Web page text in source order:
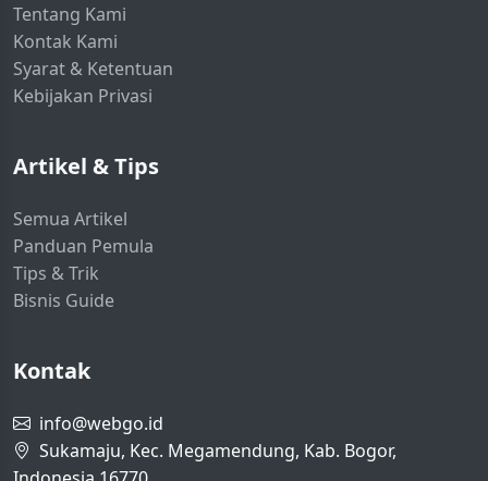
Tentang Kami
Kontak Kami
Syarat & Ketentuan
Kebijakan Privasi
Artikel & Tips
Semua Artikel
Panduan Pemula
Tips & Trik
Bisnis Guide
Kontak
info@webgo.id
Sukamaju, Kec. Megamendung, Kab. Bogor,